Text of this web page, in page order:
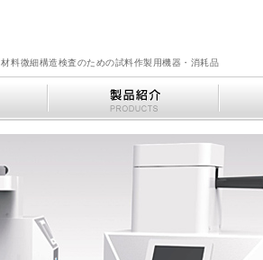
材料微細構造検査のための試料作製用機器・消耗品